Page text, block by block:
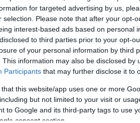
for targeted advertising by us,
selection. Please note that after your opt-
interest-based ads based on personal
to third parties prior to your opt-
of your personal information by third
This information may also be disclosed by
Participants that may further disclose it to
that this website/app uses one or more
but not limited to your visit or
to Google and its third-party tags to use
consent section.
από το 2019 και μετά,
στο διάστημα αυτό
από τον τιμάριθμο ο οποίος
κατά 15,9%.
παραδείγματα εργαζομένων
μισθό.